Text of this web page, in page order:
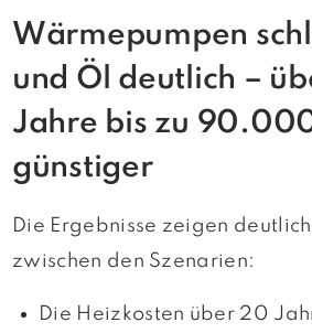
Wärmepumpen
und Öl deutlich –
Jahre bis zu
günstiger
Die Ergebnisse zeigen
zwischen den Szenarien:
Die Heizkosten über 20